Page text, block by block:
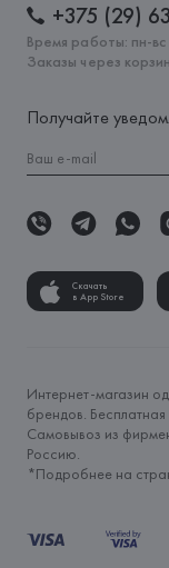
+375 (29)
Время работы: пн-
Заказы через
Получайте
Скачать
в App Store
Интернет-магазин
брендов.
Самовывоз из
Россию.
*Подробнее на